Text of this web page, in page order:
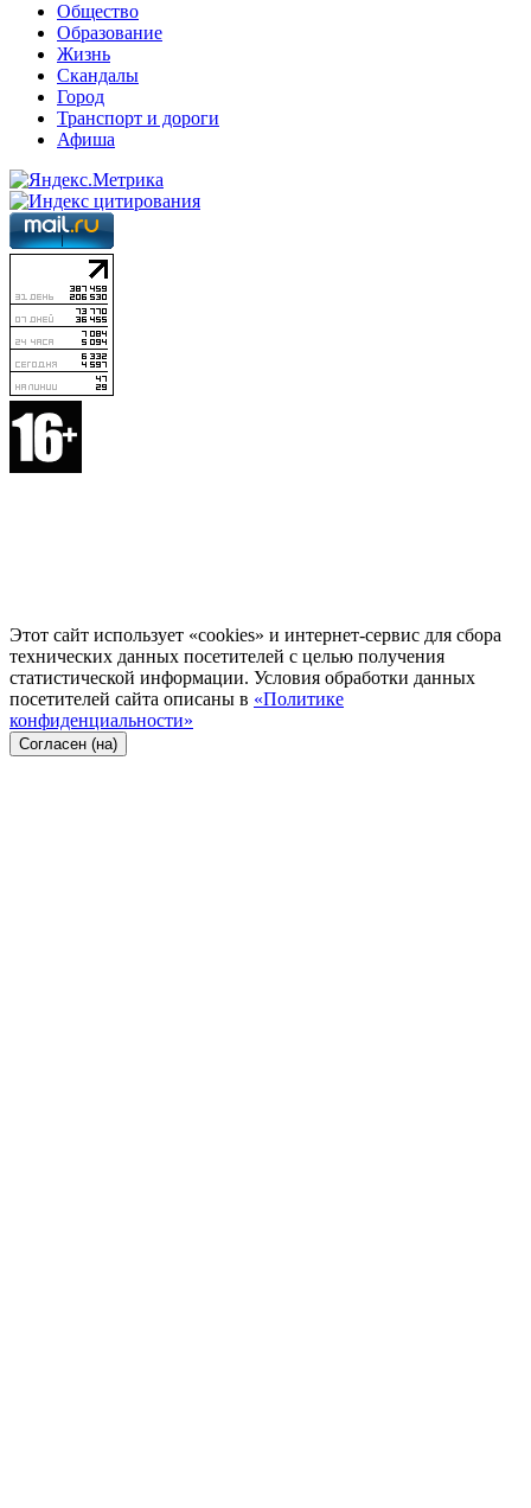
Общество
Образование
Жизнь
Скандалы
Город
Транспорт и дороги
Афиша
Этот сайт использует «cookies» и интернет-сервис для сбора
технических данных посетителей с целью получения
статистической информации. Условия обработки данных
посетителей сайта описаны в «Политике
конфиденциальности»
Согласен (на)